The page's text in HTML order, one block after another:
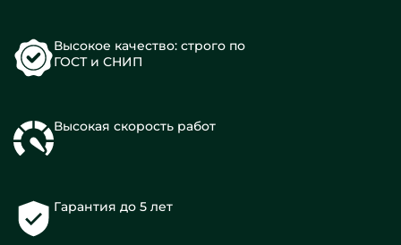
Высокое качество: строго по
ГОСТ и СНИП
Высокая скорость работ
Гарантия до 5 лет